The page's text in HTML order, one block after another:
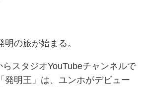
の旅が始まる。
スタジオYouTubeチャンネルで
発明王」は、ユンホがデビュー